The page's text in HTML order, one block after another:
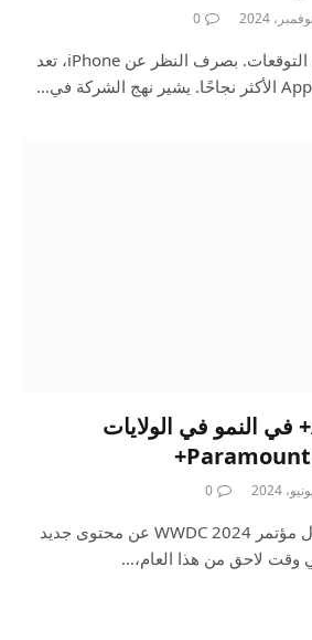
0
حسناً، دعونا نقوم ببعض التوقعات. بصرف النظر عن iPhone، تعد
تستمر Apple TV+ في النمو في الولايات
0
أعلنت شركة Apple خلال مؤتمر WWDC 2024 عن محتوى جديد